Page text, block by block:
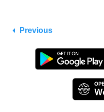
Previous